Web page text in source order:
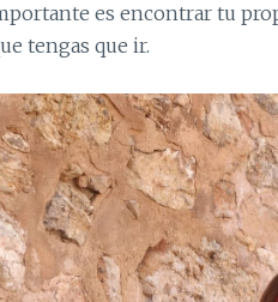
es encontrar tu
tengas que ir.